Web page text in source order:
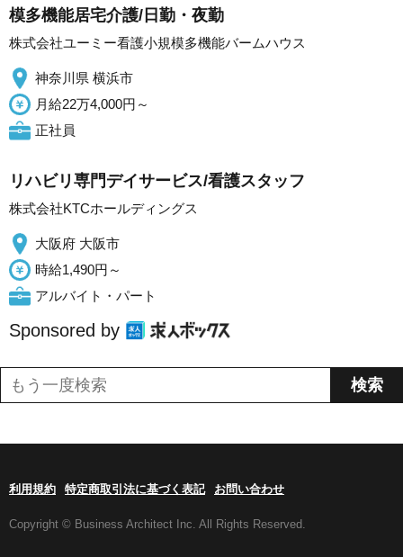
模多機能居宅介護/日勤・夜勤
株式会社ユーミー看護小規模多機能バームハウス
神奈川県 横浜市
月給22万4,000円～
正社員
リハビリ専門デイサービス/看護スタッフ
株式会社KTCホールディングス
大阪府 大阪市
時給1,490円～
アルバイト・パート
Sponsored by
利用規約 特定商取引法に基づく表記 お問い合わせ
Copyright © Business Architect Inc. All Rights Reserved.